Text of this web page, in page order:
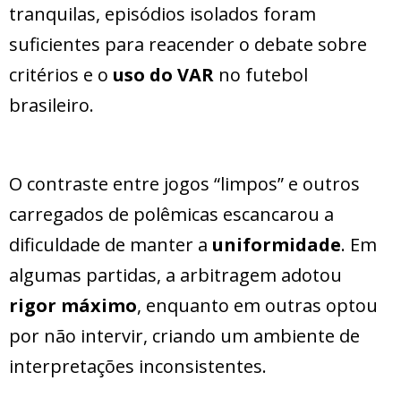
tranquilas, episódios isolados foram
suficientes para reacender o debate sobre
critérios e o uso do VAR no futebol
brasileiro.
O contraste entre jogos “limpos” e outros
carregados de polêmicas escancarou a
dificuldade de manter a uniformidade. Em
algumas partidas, a arbitragem adotou
rigor máximo, enquanto em outras optou
por não intervir, criando um ambiente de
interpretações inconsistentes.